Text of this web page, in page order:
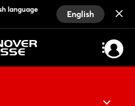
language
English